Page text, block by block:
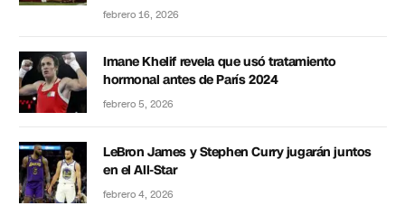
febrero 16, 2026
Imane Khelif revela que usó tratamiento
hormonal antes de París 2024
febrero 5, 2026
LeBron James y Stephen Curry jugarán juntos
en el All-Star
febrero 4, 2026